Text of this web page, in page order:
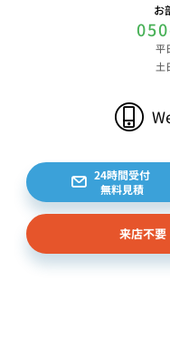
対するお問い合わ
た、お客様の個人
テムに登録されま
積書等をもとに登
借契約を締結して
約等のお問合せを
ターネット上の不
依頼者、 公開情報
様（以下総称して
人情報を取得します
お
平
土
24時間受付
無料見積
来店不